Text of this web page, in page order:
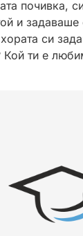
почивка,
и
си
Кой ти е